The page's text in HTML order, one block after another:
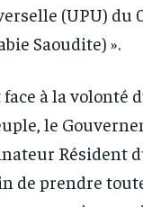
By
opt
By
opt
(UPU) du
Saoudite) ».
face à la volonté
le
Résident
de prendre